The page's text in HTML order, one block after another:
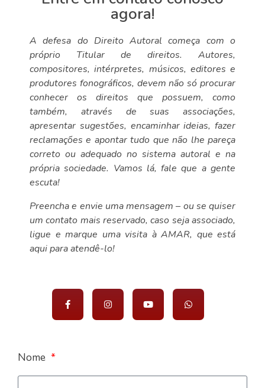
agora!
A defesa do Direito Autoral começa com o
próprio Titular de direitos. Autores,
compositores, intérpretes, músicos, editores e
produtores fonográficos, devem não só procurar
conhecer os direitos que possuem, como
também, através de suas associações,
apresentar sugestões, encaminhar ideias, fazer
reclamações e apontar tudo que não lhe pareça
correto ou adequado no sistema autoral e na
própria sociedade. Vamos lá, fale que a gente
escuta!
Preencha e envie uma mensagem – ou se quiser
um contato mais reservado, caso seja associado,
ligue e marque uma visita à AMAR, que está
aqui para atendê-lo!
Nome